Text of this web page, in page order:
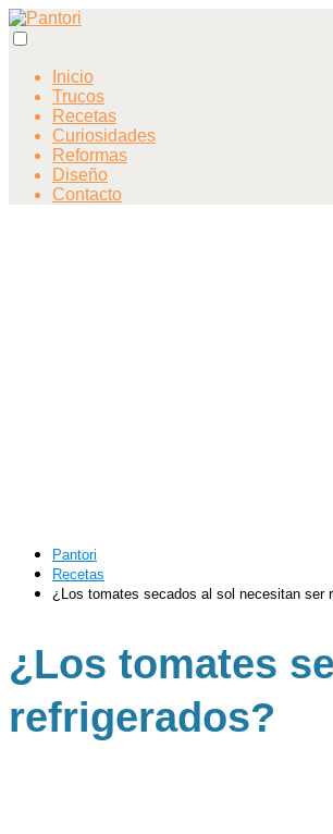
Inicio
Trucos
Recetas
Curiosidades
Reformas
Diseño
Contacto
Pantori
Recetas
¿Los tomates secados al sol necesitan ser
¿Los tomates
refrigerados?